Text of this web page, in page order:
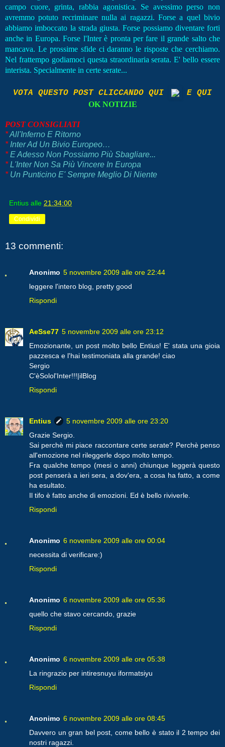
campo cuore, grinta, rabbia agonistica. Se avessimo perso non
avremmo potuto recriminare nulla ai ragazzi. Forse a quel bivio
abbiamo imboccato la strada giusta. Forse possiamo diventare forti
anche in Europa. Forse l'Inter è pronta per fare il grande salto che
mancava. Le prossime sfide ci daranno le risposte che cerchiamo.
Nel frattempo godiamoci questa straordinaria serata. E' bello essere
interista. Specialmente in certe serate...
VOTA QUESTO POST CLICCANDO QUI E QUI
OK NOTIZIE
POST CONSIGLIATI
*All'Inferno E Ritorno
*Inter Ad Un Bivio Europeo…
*E Adesso Non Possiamo Più Sbagliare...
*L'Inter Non Sa Più Vincere In Europa
* Un Punticino E' Sempre Meglio Di Niente
Entius alle 21:34:00
Condividi
13 commenti:
Anonimo 5 novembre 2009 alle ore 22:44
leggere l'intero blog, pretty good
Rispondi
AeSse77 5 novembre 2009 alle ore 23:12
Emozionante, un post molto bello Entius! E' stata una gioia
pazzesca e l'hai testimoniata alla grande! ciao
Sergio
C'èSolol'Inter!!!|ilBlog
Rispondi
Entius
5 novembre 2009 alle ore 23:20
Grazie Sergio.
Sai perchè mi piace raccontare certe serate? Perchè penso
all'emozione nel rileggerle dopo molto tempo.
Fra qualche tempo (mesi o anni) chiunque leggerà questo
post penserà a ieri sera, a dov'era, a cosa ha fatto, a come
ha esultato.
Il tifo è fatto anche di emozioni. Ed è bello riviverle.
Rispondi
Anonimo 6 novembre 2009 alle ore 00:04
necessita di verificare:)
Rispondi
Anonimo 6 novembre 2009 alle ore 05:36
quello che stavo cercando, grazie
Rispondi
Anonimo 6 novembre 2009 alle ore 05:38
La ringrazio per intiresnuyu iformatsiyu
Rispondi
Anonimo 6 novembre 2009 alle ore 08:45
Davvero un gran bel post, come bello è stato il 2 tempo dei
nostri ragazzi.